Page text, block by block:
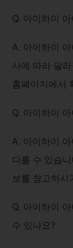
Q. 아이하이
A. 아이하이
사에 따라 달
홈페이지에서
Q. 아이하이
A. 아이하이
다를 수 있습
보를 참고하시
Q. 아이하이
수 있나요?